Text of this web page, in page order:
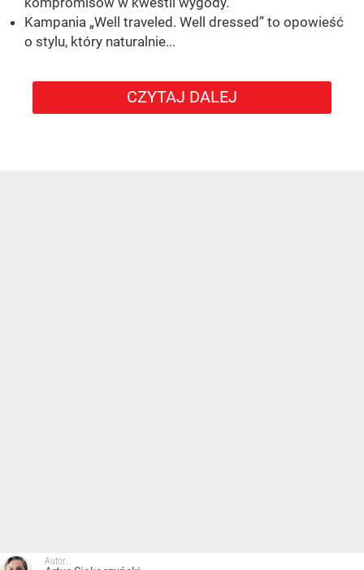
Kampania „Well traveled. Well dressed” to opowieść
o stylu, który naturalnie...
CZYTAJ DALEJ
Autor: